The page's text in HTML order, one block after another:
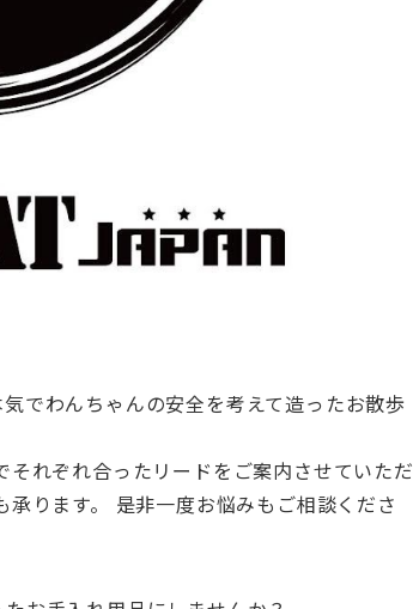
でわんちゃんの安全を考えて造ったお散歩
れぞれ合ったリードをご案内させていただ
ります。 是非一度お悩みもご相談くださ